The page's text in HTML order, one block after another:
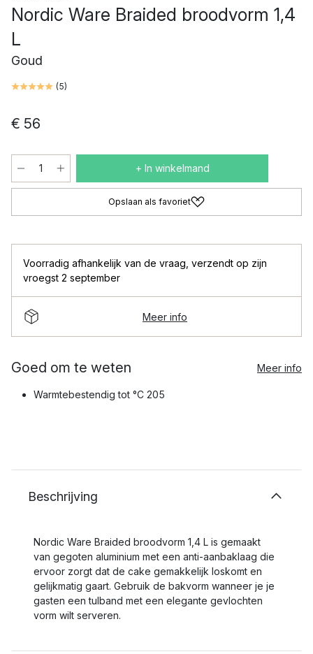
Nordic Ware Braided broodvorm 1,4
L
Goud
(5)
€ 56
+ In winkelmand
Opslaan als favoriet
Voorradig afhankelijk van de vraag verzendt op zijn
vroegst 2 september
Meer info
Goed om te weten Meer info
Warmtebestendig tot °C 205
Beschrijving
Nordic Ware Braided broodvorm 1,4 L is gemaakt
van gegoten aluminium met een anti-aanbaklaag die
ervoor zorgt dat de cake gemakkelijk loskomt en
gelijkmatig gaart. Gebruik de bakvorm wanneer je je
gasten een tulband met een elegante gevlochten
vorm wilt serveren.